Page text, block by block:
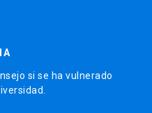
si se ha vulnerado